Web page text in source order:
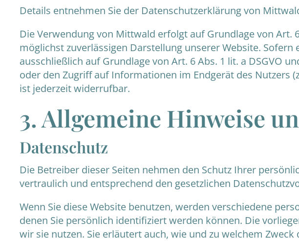
Details entnehmen Sie der Datenschutzerklärung von
Die Verwendung von Mittwald erfolgt auf Grundlage von Art.
möglichst zuverlässigen Darstellung unserer Website.
ausschließlich auf Grundlage von Art. 6 Abs. 1 lit. a DSGVO
oder den Zugriff auf Informationen im Endgerät des Nutzers
ist jederzeit widerrufbar.
3. Allgemeine Hinweise
Datenschutz
Die Betreiber dieser Seiten nehmen den Schutz Ihrer
vertraulich und entsprechend den gesetzlichen
Wenn Sie diese Website benutzen, werden verschiedene
denen Sie persönlich identifiziert werden können. Die
wir sie nutzen. Sie erläutert auch, wie und zu welchem Zweck